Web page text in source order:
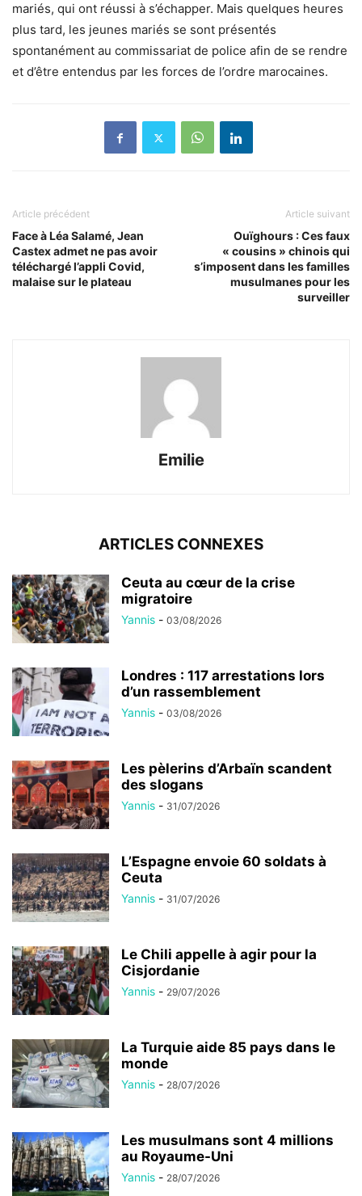
mariés, qui ont réussi à s’échapper. Mais quelques heures
plus tard, les jeunes mariés se sont présentés
spontanément au commissariat de police afin de se rendre
et d’être entendus par les forces de l’ordre marocaines.
Article précédent
Face à Léa Salamé, Jean
Castex admet ne pas avoir
téléchargé l’appli Covid,
malaise sur le plateau
Article suivant
Ouïghours : Ces faux
« cousins » chinois qui
s’imposent dans les familles
musulmanes pour les
surveiller
Emilie
ARTICLES CONNEXES
Ceuta au cœur de la crise
migratoire
Yannis - 03/08/2026
Londres : 117 arrestations lors
d’un rassemblement
Yannis - 03/08/2026
Les pèlerins d’Arbaïn scandent
des slogans
Yannis - 31/07/2026
L’Espagne envoie 60 soldats à
Ceuta
Yannis - 31/07/2026
Le Chili appelle à agir pour la
Cisjordanie
Yannis - 29/07/2026
La Turquie aide 85 pays dans le
monde
Yannis - 28/07/2026
Les musulmans sont 4 millions
au Royaume-Uni
Yannis - 28/07/2026